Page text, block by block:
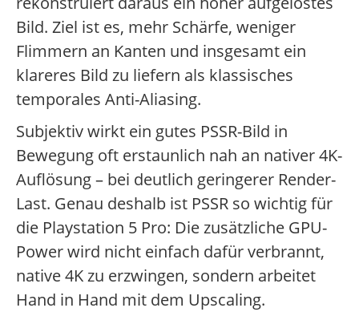
Bild. Ziel ist es, mehr Schärfe, weniger
Flimmern an Kanten und insgesamt ein
klareres Bild zu liefern als klassisches
temporales Anti-Aliasing.
Subjektiv wirkt ein gutes PSSR-Bild in
Bewegung oft erstaunlich nah an nativer 4K-
Auflösung – bei deutlich geringerer Render-
Last. Genau deshalb ist PSSR so wichtig für
die Playstation 5 Pro: Die zusätzliche GPU-
Power wird nicht einfach dafür verbrannt,
native 4K zu erzwingen, sondern arbeitet
Hand in Hand mit dem Upscaling.